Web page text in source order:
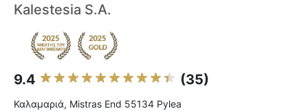
Kalestesia S.A.
9.4 (35)
Καλαμαριά, Mistras End 55134 Pylea